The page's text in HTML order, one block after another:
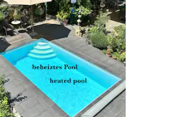
van 4,84 uit 5, 31 recensies